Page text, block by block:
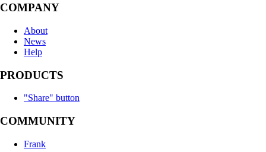
COMPANY
About
News
Help
PRODUCTS
"Share" button
COMMUNITY
Frank